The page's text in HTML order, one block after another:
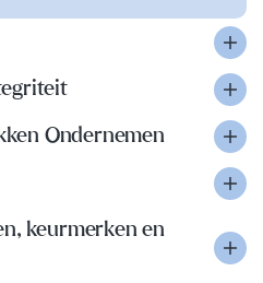
Ondernemen
keurmerken en